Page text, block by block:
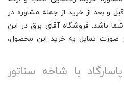
و بعد از خرید از جمله مشاوره در
باشد. فروشگاه آقای برق در این
صورت تمایل به خرید این محصول،
با شاخه سناتور